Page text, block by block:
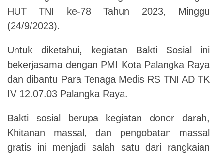
HUT TNI ke-78 Tahun 2023, Minggu
(24/9/2023).
Untuk diketahui, kegiatan Bakti Sosial ini
bekerjasama dengan PMI Kota Palangka Raya
dan dibantu Para Tenaga Medis RS TNI AD TK
IV 12.07.03 Palangka Raya.
Bakti sosial berupa kegiatan donor darah,
Khitanan massal, dan pengobatan massal
gratis ini menjadi salah satu dari rangkaian